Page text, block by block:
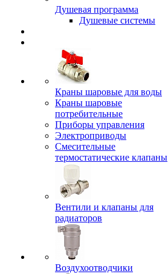
Душевая программа
Душевые системы
Краны шаровые для воды
Краны шаровые
потребительные
Приборы управления
Электроприводы
Смесительные
термостатические клапаны
Вентили и клапаны для
радиаторов
Воздухоотводчики